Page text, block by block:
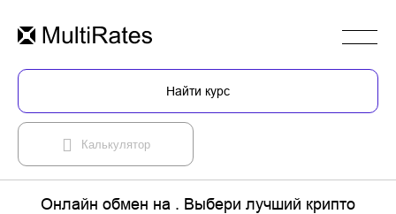
Найти курс
Калькулятор
Онлайн обмен на . Выбери лучший крипто